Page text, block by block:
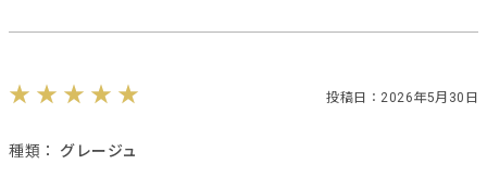
投稿日：2026年5月30日
種類： グレージュ